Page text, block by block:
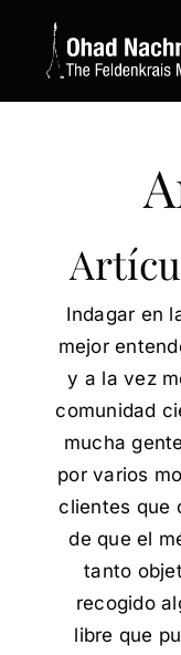
contenido
Indagar en
mejor
y a la vez
comunidad
mucha
por varios
clientes que
de que el
tanto
recogido
libre que